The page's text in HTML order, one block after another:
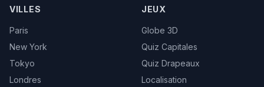
VILLES
Paris
New York
Tokyo
Londres
JEUX
Globe 3D
Quiz Capitales
Quiz Drapeaux
Localisation